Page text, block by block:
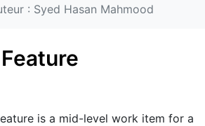
: Syed Hasan Mahmood
is a mid-level work item for a